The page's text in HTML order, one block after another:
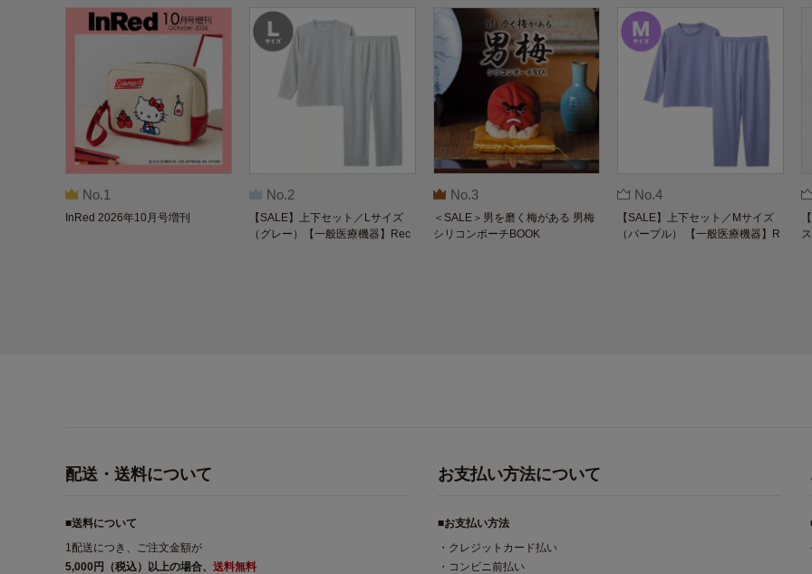
No.1
InRed 2026年10月号増刊
No.2
【SALE】上下セット／Lサイズ
（グレー）【一般医療機器】Rec
No.3
＜SALE＞男を磨く梅がある 男梅
シリコンポーチBOOK
No.4
【SALE】上下セット／Mサイズ
（パープル） 【一般医療機器】R
配送・送料について
■送料について
1配送につき、ご注文金額が
5,000円（税込）以上の場合、 送料無料
お支払い方法について
■お支払い方法
・クレジットカード払い
・コンビニ前払い